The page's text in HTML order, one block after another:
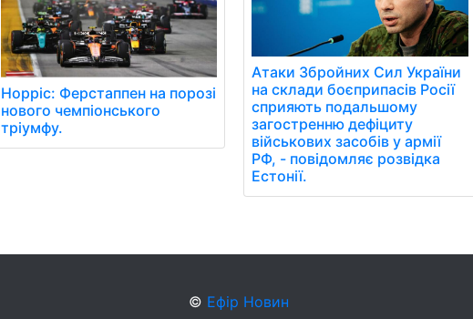
Норріс: Ферстаппен на порозі
нового чемпіонського
тріумфу.
Атаки Збройних Сил України
на склади боєприпасів Росії
сприяють подальшому
загостренню дефіциту
військових засобів у армії
РФ, - повідомляє розвідка
Естонії.
© Ефір Новин